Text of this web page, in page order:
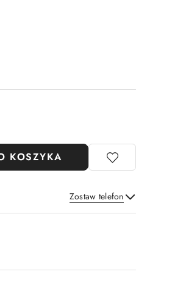
KOSZYKA
Zostaw telefon
Wyślij